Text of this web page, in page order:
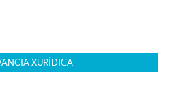
XURÍDICA